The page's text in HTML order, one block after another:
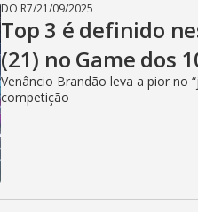
DO R7/21/09/2025
Top 3 é definido
(21) no Game dos
Venâncio Brandão leva a pior no
competição